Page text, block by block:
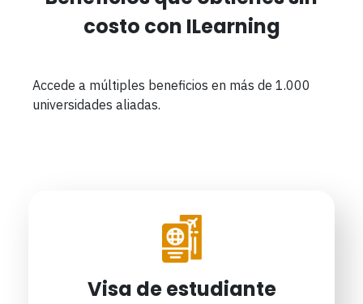
costo con ILearning
Accede a múltiples beneficios en más de 1.000
universidades aliadas.
Visa de estudiante